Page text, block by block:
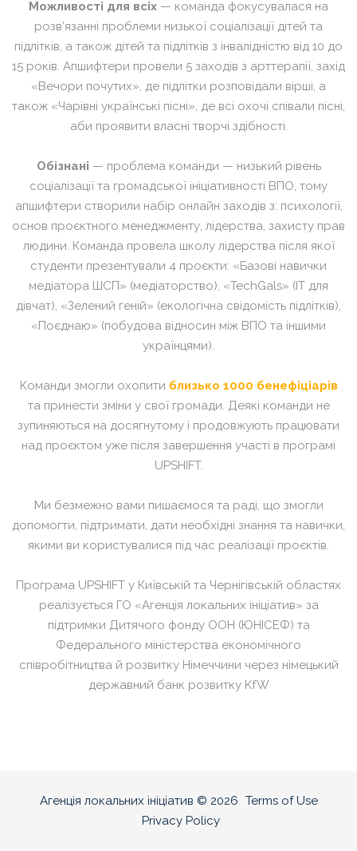
Можливості для всіх — команда фокусувалася на
розв’язанні проблеми низької соціалізації дітей та
підлітків, а також дітей та підлітків з інвалідністю від 10 до
15 років. Апшифтери провели 5 заходiв з арттерапії, захід
«Вечори почутих», де підлітки розповідали вірші, а
також «Чарівні українські пісні», де всі охочі співали пісні,
аби проявити власні творчі здібності.
Обізнані — проблема команди — низький рівень
соціалізації та громадської ініціативності ВПО, тому
апшифтери створили набір онлайн заходів з: психології,
основ проєктного менеджменту, лідерства, захисту прав
людини. Команда провела школу лідерства після якої
студенти презентували 4 проєкти: «Базові навички
медіатора ШСП» (медіаторство), «TechGals» (ІТ для
дівчат), «Зелений геній» (екологічна свідомість підлітків),
«Поєднаю» (побудова відносин між ВПО та іншими
українцями).
Команди змогли охопити близько 1000 бенефіціарів
та принести зміни у свої громади. Деякі команди не
зупиняються на досягнутому і продовжують працювати
над проєктом уже після завершення участі в програмі
UPSHIFT.
Ми безмежно вами пишаємося та раді, що змогли
допомогти, підтримати, дати необхідні знання та навички,
якими ви користувалися під час реалізації проєктів.
Програма UPSHIFT у Київській та Чернігівській областях
реалізується ГО «Агенція локальних ініціатив» за
підтримки Дитячого фонду ООН (ЮНІСЕФ) та
Федерального міністерства економічного
співробітництва й розвитку Німеччини через німецький
державний банк розвитку KfW
Агенція локальних ініціатив © 2026 Terms of Use
Privacy Policy